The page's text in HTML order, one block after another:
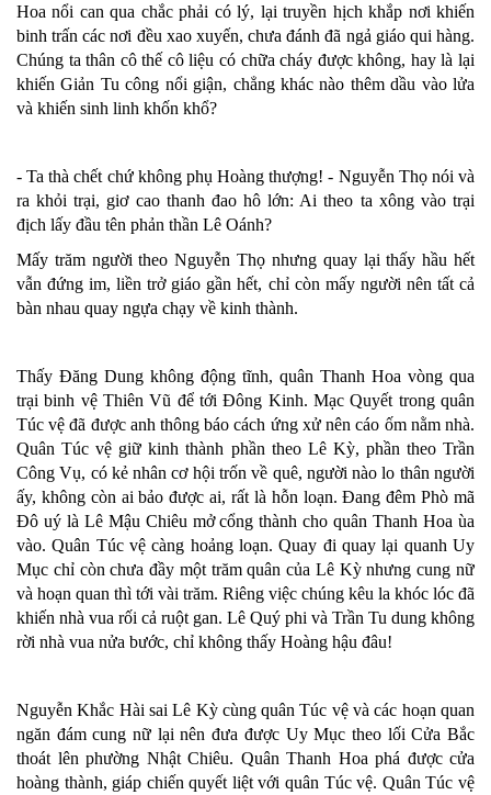
Hoa nổi can qua chắc phải có lý, lại truyền hịch khắp nơi khiến
binh trấn các nơi đều xao xuyến, chưa đánh đã ngả giáo qui hàng.
Chúng ta thân cô thế cô liệu có chữa cháy được không, hay là lại
khiến Giản Tu công nổi giận, chẳng khác nào thêm dầu vào lửa
và khiến sinh linh khốn khổ?
- Ta thà chết chứ không phụ Hoàng thượng! - Nguyễn Thọ nói và
ra khỏi trại, giơ cao thanh đao hô lớn: Ai theo ta xông vào trại
địch lấy đầu tên phản thần Lê Oánh?
Mấy trăm người theo Nguyễn Thọ nhưng quay lại thấy hầu hết
vẫn đứng im, liền trở giáo gần hết, chỉ còn mấy người nên tất cả
bàn nhau quay ngựa chạy về kinh thành.
Thấy Đăng Dung không động tĩnh, quân Thanh Hoa vòng qua
trại binh vệ Thiên Vũ để tới Đông Kinh. Mạc Quyết trong quân
Túc vệ đã được anh thông báo cách ứng xử nên cáo ốm nằm nhà.
Quân Túc vệ giữ kinh thành phần theo Lê Kỳ, phần theo Trần
Công Vụ, có kẻ nhân cơ hội trốn về quê, người nào lo thân người
ấy, không còn ai bảo được ai, rất là hỗn loạn. Đang đêm Phò mã
Đô uý là Lê Mậu Chiêu mở cổng thành cho quân Thanh Hoa ùa
vào. Quân Túc vệ càng hoảng loạn. Quay đi quay lại quanh Uy
Mục chỉ còn chưa đầy một trăm quân của Lê Kỳ nhưng cung nữ
và hoạn quan thì tới vài trăm. Riêng việc chúng kêu la khóc lóc đã
khiến nhà vua rối cả ruột gan. Lê Quý phi và Trần Tu dung không
rời nhà vua nửa bước, chỉ không thấy Hoàng hậu đâu!
Nguyễn Khắc Hài sai Lê Kỳ cùng quân Túc vệ và các hoạn quan
ngăn đám cung nữ lại nên đưa được Uy Mục theo lối Cửa Bắc
thoát lên phường Nhật Chiêu. Quân Thanh Hoa phá được cửa
hoàng thành, giáp chiến quyết liệt với quân Túc vệ. Quân Túc vệ